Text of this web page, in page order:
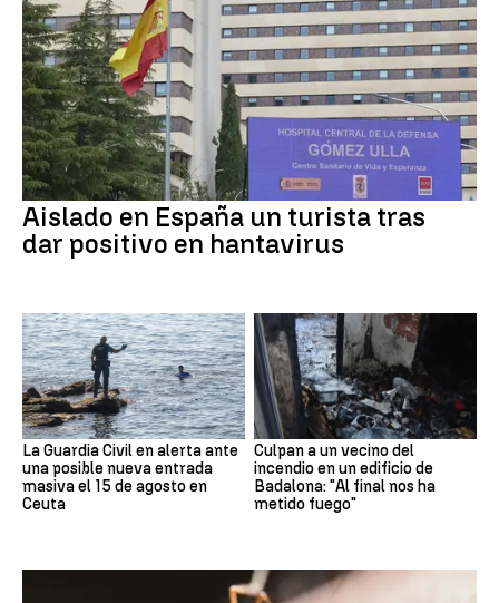
Aislado en España un turista tras
dar positivo en hantavirus
La Guardia Civil en alerta ante
una posible nueva entrada
masiva el 15 de agosto en
Ceuta
Culpan a un vecino del
incendio en un edificio de
Badalona: "Al final nos ha
metido fuego"